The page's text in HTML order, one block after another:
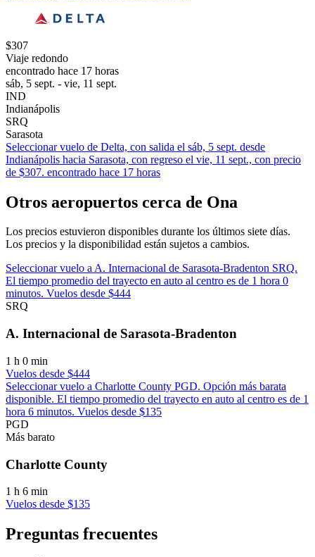
$307
Viaje redondo
encontrado hace 17 horas
sáb, 5 sept. - vie, 11 sept.
IND
Indianápolis
SRQ
Sarasota
Seleccionar vuelo de Delta, con salida el sáb, 5 sept. desde
Indianápolis hacia Sarasota, con regreso el vie, 11 sept., con precio
de $307. encontrado hace 17 horas
Otros aeropuertos cerca de Ona
Los precios estuvieron disponibles durante los últimos siete días.
Los precios y la disponibilidad están sujetos a cambios.
Seleccionar vuelo a A. Internacional de Sarasota-Bradenton SRQ.
El tiempo promedio del trayecto en auto al centro es de 1 hora 0
minutos. Vuelos desde $444
SRQ
A. Internacional de Sarasota-Bradenton
1 h 0 min
Vuelos desde $444
Seleccionar vuelo a Charlotte County PGD. Opción más barata
disponible. El tiempo promedio del trayecto en auto al centro es de 1
hora 6 minutos. Vuelos desde $135
PGD
Más barato
Charlotte County
1 h 6 min
Vuelos desde $135
Preguntas frecuentes